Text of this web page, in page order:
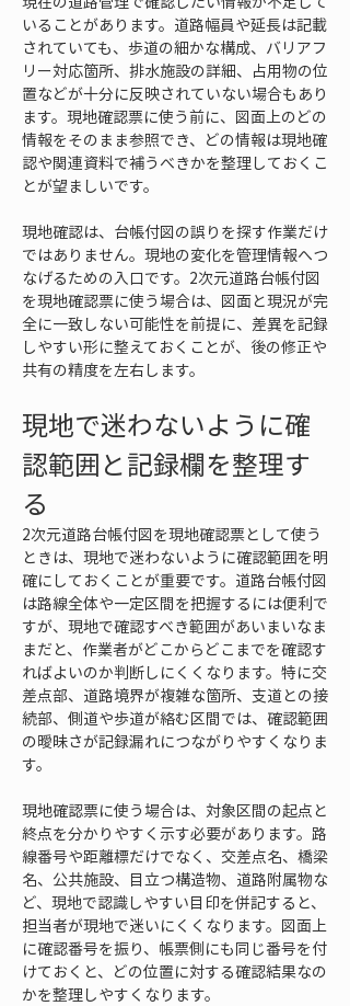
いることがあります。道路幅員や延長は記載
されていても、歩道の細かな構成、バリアフ
リー対応箇所、排水施設の詳細、占用物の位
置などが十分に反映されていない場合もあり
ます。現地確認票に使う前に、図面上のどの
情報をそのまま参照でき、どの情報は現地確
認や関連資料で補うべきかを整理しておくこ
とが望ましいです。
現地確認は、台帳付図の誤りを探す作業だけ
ではありません。現地の変化を管理情報へつ
なげるための入口です。2次元道路台帳付図
を現地確認票に使う場合は、図面と現況が完
全に一致しない可能性を前提に、差異を記録
しやすい形に整えておくことが、後の修正や
共有の精度を左右します。
現地で迷わないように確
認範囲と記録欄を整理す
る
2次元道路台帳付図を現地確認票として使う
ときは、現地で迷わないように確認範囲を明
確にしておくことが重要です。道路台帳付図
は路線全体や一定区間を把握するには便利で
すが、現地で確認すべき範囲があいまいなま
まだと、作業者がどこからどこまでを確認す
ればよいのか判断しにくくなります。特に交
差点部、道路境界が複雑な箇所、支道との接
続部、側道や歩道が絡む区間では、確認範囲
の曖昧さが記録漏れにつながりやすくなりま
す。
現地確認票に使う場合は、対象区間の起点と
終点を分かりやすく示す必要があります。路
線番号や距離標だけでなく、交差点名、橋梁
名、公共施設、目立つ構造物、道路附属物な
ど、現地で認識しやすい目印を併記すると、
担当者が現地で迷いにくくなります。図面上
に確認番号を振り、帳票側にも同じ番号を付
けておくと、どの位置に対する確認結果なの
かを整理しやすくなります。